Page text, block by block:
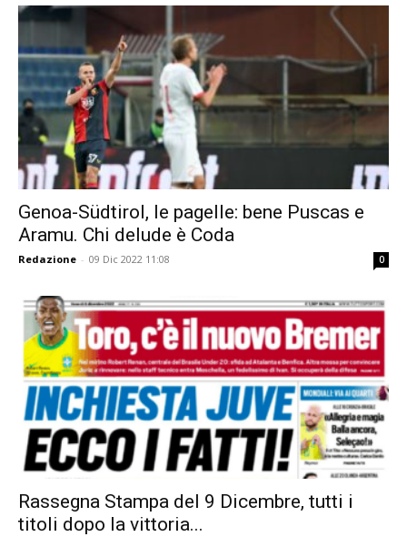
Genoa-Südtirol, le pagelle: bene Puscas e
Aramu. Chi delude è Coda
Redazione - 09 Dic 2022 11:08 0
Rassegna Stampa del 9 Dicembre, tutti i
titoli dopo la vittoria...